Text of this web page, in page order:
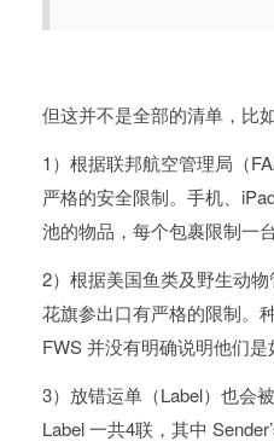
但这并不是全部的清单，比
1）根据联邦航空管理局（
严格的安全限制。手机、
池的物品，每个包裹限制一台
2）根据美国鱼类及野生动
花旗参出口有严格的限制。
FWS 并没有明确说明他们是
3）放错运单（Label）也会
Label 一共4联，其中